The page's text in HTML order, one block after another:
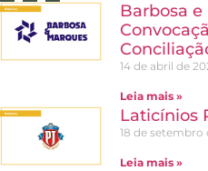
Barbosa
14 de abril de
Leia mais »
Laticínios
18 de setembro
Leia mais »